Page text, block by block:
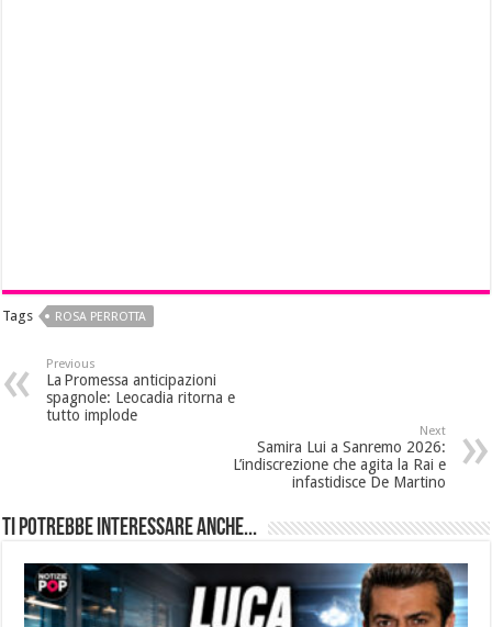
Tags ROSA PERROTTA
Previous
La Promessa anticipazioni
spagnole: Leocadia ritorna e
tutto implode
Next
Samira Lui a Sanremo 2026:
L’indiscrezione che agita la Rai e
infastidisce De Martino
Ti potrebbe interessare anche...